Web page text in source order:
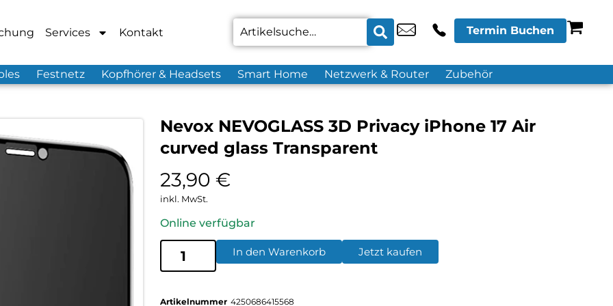
Services Kontakt Termin Buchen
Festnetz Kopfhörer & Headsets Smart Home Netzwerk & Router Zubehör
Nevox NEVOGLASS 3D Privacy iPhone 17 Air
curved glass Transparent
23,90 €
inkl. MwSt.
Online verfügbar
In den Warenkorb Jetzt kaufen
Artikelnummer 4250686415568